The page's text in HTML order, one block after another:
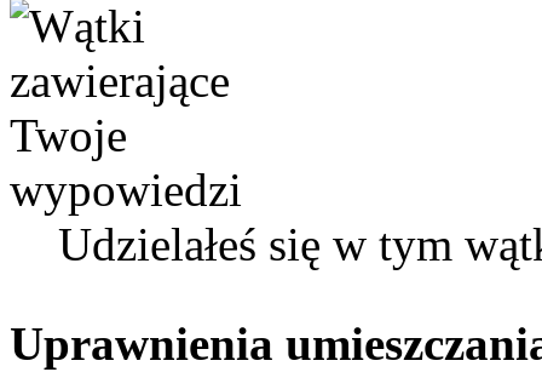
Udzielałeś się w tym
Uprawnienia